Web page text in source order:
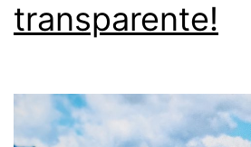
transparente!